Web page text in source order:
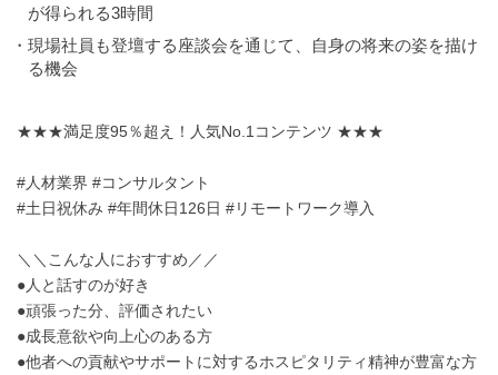
が得られる3時間
・現場社員も登壇する座談会を通じて、自身の将来の姿を描け
る機会
★★★満足度95％超え！人気No.1コンテンツ ★★★
#人材業界 #コンサルタント
#土日祝休み #年間休日126日 #リモートワーク導入
＼＼こんな人におすすめ／／
●人と話すのが好き
●頑張った分、評価されたい
●成長意欲や向上心のある方
●他者への貢献やサポートに対するホスピタリティ精神が豊富な方